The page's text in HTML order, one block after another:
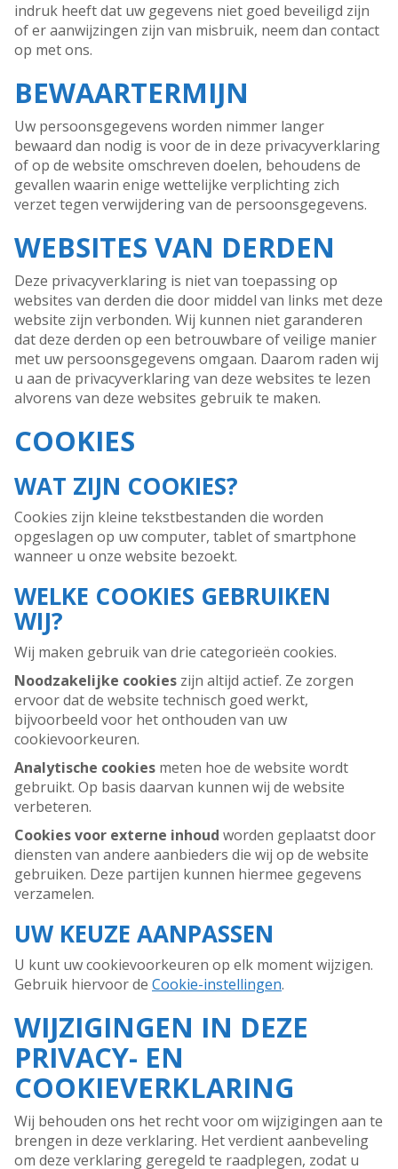
indruk heeft dat uw gegevens niet goed beveiligd zijn
of er aanwijzingen zijn van misbruik, neem dan contact
op met ons.
BEWAARTERMIJN
Uw persoonsgegevens worden nimmer langer
bewaard dan nodig is voor de in deze privacyverklaring
of op de website omschreven doelen, behoudens de
gevallen waarin enige wettelijke verplichting zich
verzet tegen verwijdering van de persoonsgegevens.
WEBSITES VAN DERDEN
Deze privacyverklaring is niet van toepassing op
websites van derden die door middel van links met deze
website zijn verbonden. Wij kunnen niet garanderen
dat deze derden op een betrouwbare of veilige manier
met uw persoonsgegevens omgaan. Daarom raden wij
u aan de privacyverklaring van deze websites te lezen
alvorens van deze websites gebruik te maken.
COOKIES
WAT ZIJN COOKIES?
Cookies zijn kleine tekstbestanden die worden
opgeslagen op uw computer, tablet of smartphone
wanneer u onze website bezoekt.
WELKE COOKIES GEBRUIKEN
WIJ?
Wij maken gebruik van drie categorieën cookies.
Noodzakelijke cookies zijn altijd actief. Ze zorgen
ervoor dat de website technisch goed werkt,
bijvoorbeeld voor het onthouden van uw
cookievoorkeuren.
Analytische cookies meten hoe de website wordt
gebruikt. Op basis daarvan kunnen wij de website
verbeteren.
Cookies voor externe inhoud worden geplaatst door
diensten van andere aanbieders die wij op de website
gebruiken. Deze partijen kunnen hiermee gegevens
verzamelen.
UW KEUZE AANPASSEN
U kunt uw cookievoorkeuren op elk moment wijzigen.
Gebruik hiervoor de Cookie-instellingen.
WIJZIGINGEN IN DEZE
PRIVACY- EN
COOKIEVERKLARING
Wij behouden ons het recht voor om wijzigingen aan te
brengen in deze verklaring. Het verdient aanbeveling
om deze verklaring geregeld te raadplegen, zodat u